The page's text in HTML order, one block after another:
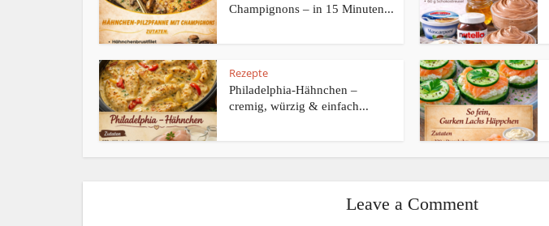
Champignons – in 15 Minuten...
Rezepte
Philadelphia-Hähnchen –
cremig, würzig & einfach...
Leave a Comment